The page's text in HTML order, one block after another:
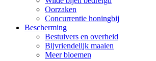
Oorzaken
Concurrentie honingbij
Bescherming
Bestuivers en overheid
Bijvriendelijk maaien
Meer bloemen